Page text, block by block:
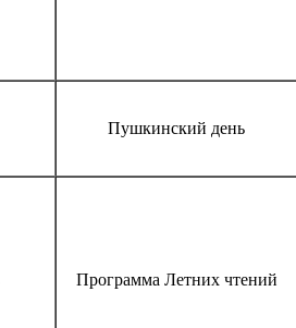
Пушкинский день
Программа Летних чтений